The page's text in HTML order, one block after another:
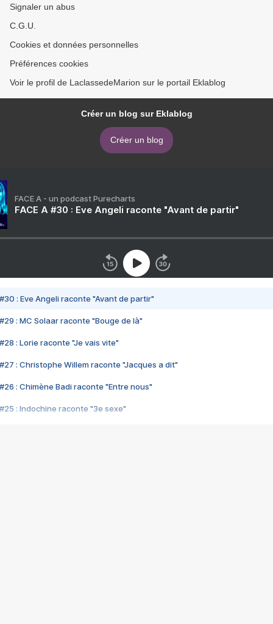
Signaler un abus
C.G.U.
Cookies et données personnelles
Préférences cookies
Voir le profil de LaclassedeMarion sur le portail Eklablog
Créer un blog sur Eklablog
Créer un blog
FACE A - un podcast Purecharts
FACE A #30 : Eve Angeli raconte "Avant de partir"
#30 : Eve Angeli raconte "Avant de partir"
#29 : MC Solaar raconte "Bouge de là"
#28 : Lorie raconte "Je vais vite"
#27 : Christophe Willem raconte "Jacques a dit"
#26 : Chimène Badi raconte "Entre nous"
#25 : Indochine raconte "3e sexe"